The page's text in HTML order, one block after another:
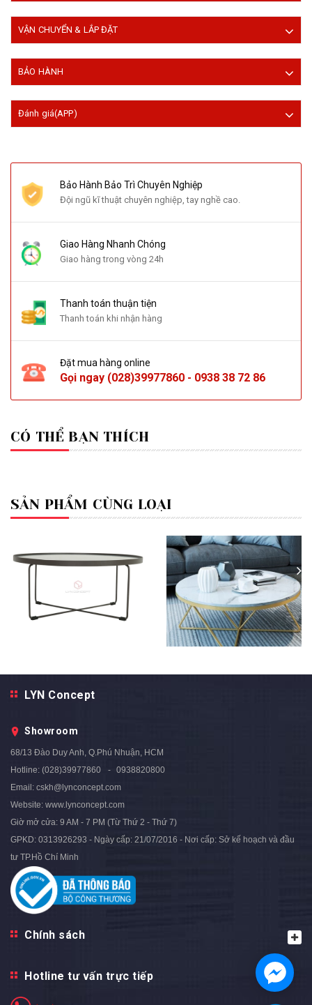
VẬN CHUYỂN & LẮP ĐẶT
BẢO HÀNH
Đánh giá(APP)
Bảo Hành Bảo Trì Chuyên Nghiệp
Đội ngũ kĩ thuật chuyên nghiệp, tay nghề cao.
Giao Hàng Nhanh Chóng
Giao hàng trong vòng 24h
Thanh toán thuận tiện
Thanh toán khi nhận hàng
Đặt mua hàng online
Gọi ngay (028)39977860 - 0938 38 72 86
CÓ THỂ BẠN THÍCH
SẢN PHẨM CÙNG LOẠI
Chéo Sơn Đen - BT74K
3.490.000₫
LYN Concept
Showroom
68/13 Đào Duy Anh, Q.Phú Nhuận, HCM
Hotline: (028)39977860
0938820800
Email: cskh@lynconcept.com
Website: www.lynconcept.com
Giờ mở cửa: 9 AM - 7 PM (Từ Thứ 2 - Thứ 7)
GPKD: 0313926293 - Ngày cấp: 21/07/2016 - Nơi cấp: Sở kế hoạch và đầu
tư TP.Hồ Chí Minh
Chính sách
Hotline tư vấn trực tiếp